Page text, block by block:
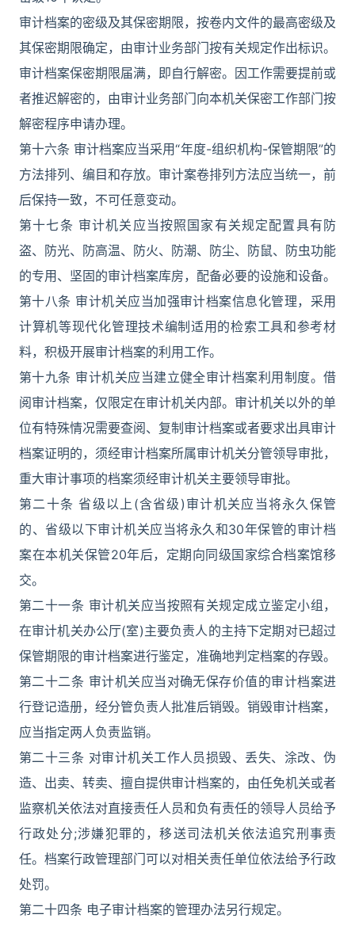
审计档案的密级及其保密期限，按卷内文件的最高密级及
其保密期限确定，由审计业务部门按有关规定作出标识。
审计档案保密期限届满，即自行解密。因工作需要提前或
者推迟解密的，由审计业务部门向本机关保密工作部门按
解密程序申请办理。
第十六条 审计档案应当采用“年度-组织机构-保管期限”的
方法排列、编目和存放。审计案卷排列方法应当统一，前
后保持一致，不可任意变动。
第十七条 审计机关应当按照国家有关规定配置具有防
盗、防光、防高温、防火、防潮、防尘、防鼠、防虫功能
的专用、坚固的审计档案库房，配备必要的设施和设备。
第十八条 审计机关应当加强审计档案信息化管理，采用
计算机等现代化管理技术编制适用的检索工具和参考材
料，积极开展审计档案的利用工作。
第十九条 审计机关应当建立健全审计档案利用制度。借
阅审计档案，仅限定在审计机关内部。审计机关以外的单
位有特殊情况需要查阅、复制审计档案或者要求出具审计
档案证明的，须经审计档案所属审计机关分管领导审批，
重大审计事项的档案须经审计机关主要领导审批。
第二十条 省级以上(含省级)审计机关应当将永久保管
的、省级以下审计机关应当将永久和30年保管的审计档
案在本机关保管20年后，定期向同级国家综合档案馆移
交。
第二十一条 审计机关应当按照有关规定成立鉴定小组，
在审计机关办公厅(室)主要负责人的主持下定期对已超过
保管期限的审计档案进行鉴定，准确地判定档案的存毁。
第二十二条 审计机关应当对确无保存价值的审计档案进
行登记造册，经分管负责人批准后销毁。销毁审计档案，
应当指定两人负责监销。
第二十三条 对审计机关工作人员损毁、丢失、涂改、伪
造、出卖、转卖、擅自提供审计档案的，由任免机关或者
监察机关依法对直接责任人员和负有责任的领导人员给予
行政处分;涉嫌犯罪的，移送司法机关依法追究刑事责
任。档案行政管理部门可以对相关责任单位依法给予行政
处罚。
第二十四条 电子审计档案的管理办法另行规定。